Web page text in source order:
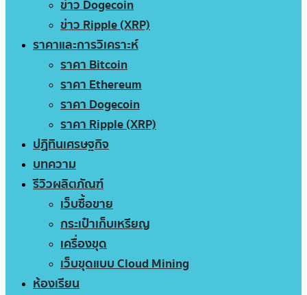
ข่าว Dogecoin
ข่าว Ripple (XRP)
ราคาและการวิเคราะห์
ราคา Bitcoin
ราคา Ethereum
ราคา Dogecoin
ราคา Ripple (XRP)
ปฏิทินเศรษฐกิจ
บทความ
รีวิวผลิตภัณฑ์
เว็บซื้อขาย
กระเป๋าเก็บเหรียญ
เครื่องขุด
เว็บขุดแบบ Cloud Mining
ห้องเรียน